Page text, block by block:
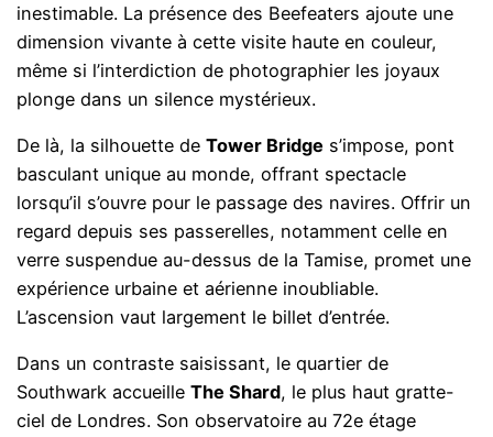
inestimable. La présence des Beefeaters ajoute une
dimension vivante à cette visite haute en couleur,
même si l’interdiction de photographier les joyaux
plonge dans un silence mystérieux.
De là, la silhouette deTower Bridge s’impose, pont
basculant unique au monde, offrant spectacle
lorsqu’il s’ouvre pour le passage des navires. Offrir un
regard depuis ses passerelles, notamment celle en
verre suspendue au-dessus de la Tamise, promet une
expérience urbaine et aérienne inoubliable.
L’ascension vaut largement le billet d’entrée.
Dans un contraste saisissant, le quartier de
Southwark accueilleThe Shard, le plus haut gratte-
ciel de Londres. Son observatoire au 72e étage